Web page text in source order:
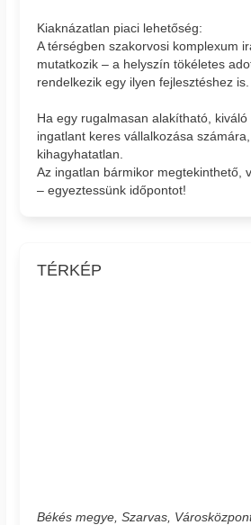
Kiaknázatlan piaci lehetőség:
A térségben szakorvosi komplexum
mutatkozik – a helyszín tökéletes
rendelkezik egy ilyen fejlesztéshez is.
Ha egy rugalmasan alakítható,
ingatlant keres vállalkozása
kihagyhatatlan.
Az ingatlan bármikor megtekinthető,
– egyeztessünk időpontot!
TÉRKÉP
Békés megye, Szarvas,